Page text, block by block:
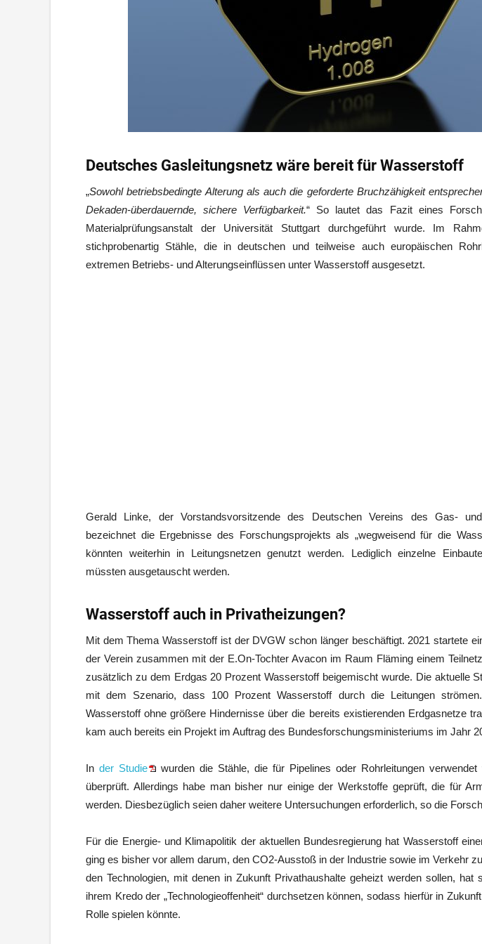
Deutsches Gasleitungsnetz wäre bereit für Wasserstoff
„Sowohl betriebsbedingte Alterung als auch die geforderte Bruchzähigkeit
Dekaden-überdauernde, sichere Verfügbarkeit.“ So lautet das Fazit eines
Materialprüfungsanstalt der Universität Stuttgart durchgeführt wurde. Im
stichprobenartig Stähle, die in deutschen und teilweise auch europäischen
extremen Betriebs- und Alterungseinflüssen unter Wasserstoff ausgesetzt.
Gerald Linke, der Vorstandsvorsitzende des Deutschen Vereins des Gas-
bezeichnet die Ergebnisse des Forschungsprojekts als „wegweisend für die
könnten weiterhin in Leitungsnetzen genutzt werden. Lediglich einzelne
müssten ausgetauscht werden.
Wasserstoff auch in Privatheizungen?
Mit dem Thema Wasserstoff ist der DVGW schon länger beschäftigt. 2021 startete
der Verein zusammen mit der E.On-Tochter Avacon im Raum Fläming einem
zusätzlich zu dem Erdgas 20 Prozent Wasserstoff beigemischt wurde. Die aktuelle
mit dem Szenario, dass 100 Prozent Wasserstoff durch die Leitungen
Wasserstoff ohne größere Hindernisse über die bereits existierenden Erdgasnetze
kam auch bereits ein Projekt im Auftrag des Bundesforschungsministeriums im Jahr
In der Studie
wurden die Stähle, die für Pipelines oder Rohrleitungen verwendet
überprüft. Allerdings habe man bisher nur einige der Werkstoffe geprüft, die für
werden. Diesbezüglich seien daher weitere Untersuchungen erforderlich, so die
Für die Energie- und Klimapolitik der aktuellen Bundesregierung hat Wasserstoff
ging es bisher vor allem darum, den CO2-Ausstoß in der Industrie sowie im Verkehr
den Technologien, mit denen in Zukunft Privathaushalte geheizt werden sollen, hat
ihrem Kredo der „Technologieoffenheit“ durchsetzen können, sodass hierfür in
Rolle spielen könnte.